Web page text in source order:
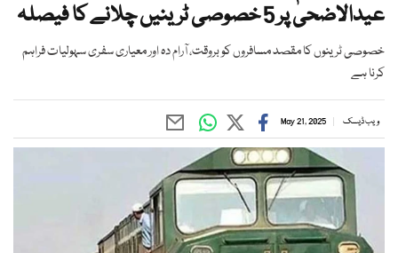
عیدالاضحیٰ پر 5 خصوصی ٹرینیں چلانے کا فیصلہ
خصوصی ٹرینوں کا مقصد مسافروں کو بروقت، آرام دہ اور معیاری سفری سہولیات فراہم
کرنا ہے
ویب ڈیسک May 21, 2025